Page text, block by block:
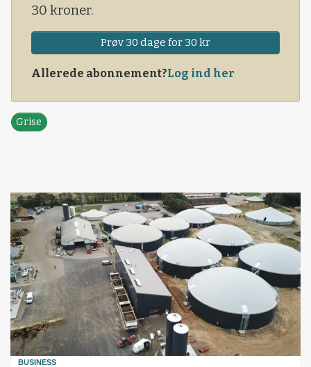
30 kroner.
Prøv 30 dage for 30 kr
Allerede abonnement?Log ind her
Grise
BUSINESS